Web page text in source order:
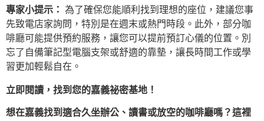
專家小提示： 為了確保您能順利找到理想的座位，建議您事
先致電店家詢問，特別是在週末或熱門時段。此外，部分咖
啡廳可能提供預約服務，讓您可以提前預訂心儀的位置。別
忘了自備筆記型電腦支架或舒適的靠墊，讓長時間工作或學
習更加輕鬆自在。
立即閱讀，找到您的嘉義祕密基地！
想在嘉義找到適合久坐辦公、讀書或放空的咖啡廳嗎？這裡